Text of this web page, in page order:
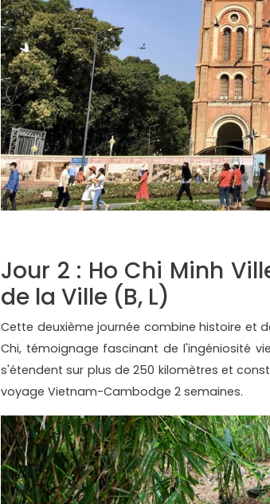
Jour 2 : Ho Chi Minh
de la Ville (B, L)
Cette deuxième journée combine histoire et
Chi, témoignage fascinant de l'ingéniosité
s'étendent sur plus de 250 kilomètres et
voyage Vietnam-Cambodge 2 semaines.